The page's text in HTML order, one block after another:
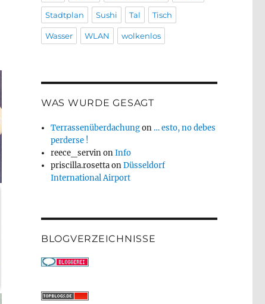
Stadtplan Sushi Tal Tisch
Wasser WLAN wolkenlos
WAS WURDE GESAGT
Terrassenüberdachungon … esto, no debes
perderse !
reece_servinonInfo
priscilla.rosettaonDüsseldorf
International Airport
BLOGVERZEICHNISSE